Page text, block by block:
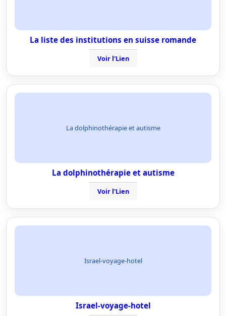
La liste des institutions en suisse romande
Voir l'Lien
La dolphinothérapie et autisme
La dolphinothérapie et autisme
Voir l'Lien
Israel-voyage-hotel
Israel-voyage-hotel